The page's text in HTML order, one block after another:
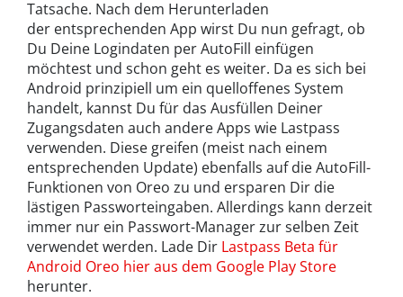
Tatsache. Nach dem Herunterladen
der entsprechenden App wirst Du nun gefragt, ob
Du Deine Logindaten per AutoFill einfügen
möchtest und schon geht es weiter. Da es sich bei
Android prinzipiell um ein quelloffenes System
handelt, kannst Du für das Ausfüllen Deiner
Zugangsdaten auch andere Apps wie Lastpass
verwenden. Diese greifen (meist nach einem
entsprechenden Update) ebenfalls auf die AutoFill-
Funktionen von Oreo zu und ersparen Dir die
lästigen Passworteingaben. Allerdings kann derzeit
immer nur ein Passwort-Manager zur selben Zeit
verwendet werden. Lade Dir Lastpass Beta für
Android Oreo hier aus dem Google Play Store
herunter.